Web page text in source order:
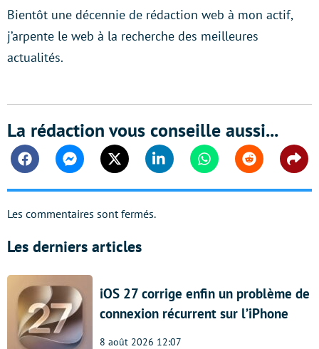
Bientôt une décennie de rédaction web à mon actif,
j’arpente le web à la recherche des meilleures
actualités.
La rédaction vous conseille aussi...
FacebookMessengerTwitter Linkedin WhatsappReddit
Les commentaires sont fermés.
Les derniers articles
iOS 27 corrige enfin un problème de
connexion récurrent sur l’iPhone
8 août 2026 12:07